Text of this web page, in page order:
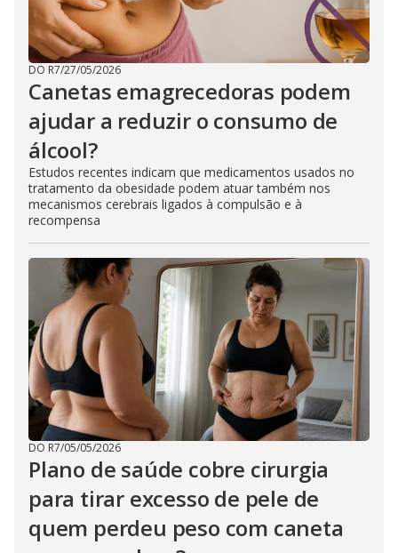
DO R7/27/05/2026
Canetas emagrecedoras podem
ajudar a reduzir o consumo de
álcool?
Estudos recentes indicam que medicamentos usados no
tratamento da obesidade podem atuar também nos
mecanismos cerebrais ligados à compulsão e à
recompensa
DO R7/05/05/2026
Plano de saúde cobre cirurgia
para tirar excesso de pele de
quem perdeu peso com caneta